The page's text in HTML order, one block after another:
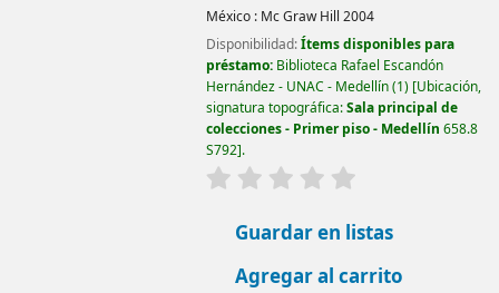
México : Mc Graw Hill 2004
Disponibilidad:Ítems disponibles para
préstamo: Biblioteca Rafael Escandón
Hernández - UNAC - Medellín(1) Ubicación,
signatura topográfica:Sala principal de
colecciones - Primer piso - Medellín 658.8
S792 .
valoración
Guardar en listas
Agregar al carrito